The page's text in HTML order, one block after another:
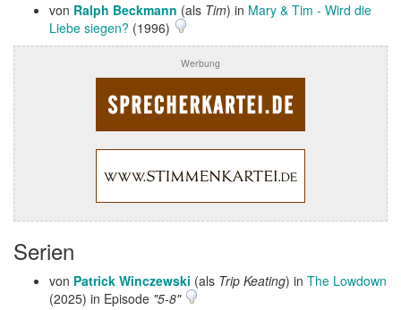
von Ralph Beckmann (als Tim) in Mary & Tim - Wird die
Liebe siegen? (1996)
Werbung
Serien
von Patrick Winczewski (als Trip Keating) in The Lowdown
(2025) in Episode "5-8"